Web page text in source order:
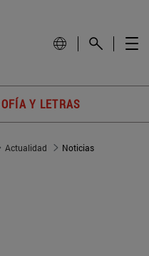
Y LETRAS
Actualidad Noticias